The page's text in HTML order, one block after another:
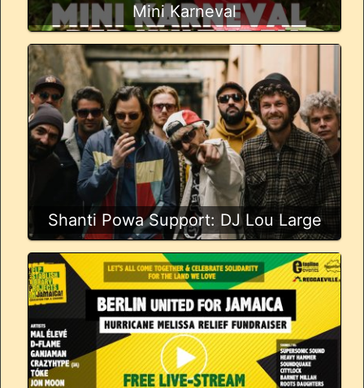
Mini Karneval
Shanti Powa Support: DJ Lou Large